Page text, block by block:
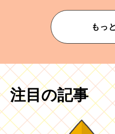
もっ
注目の記事